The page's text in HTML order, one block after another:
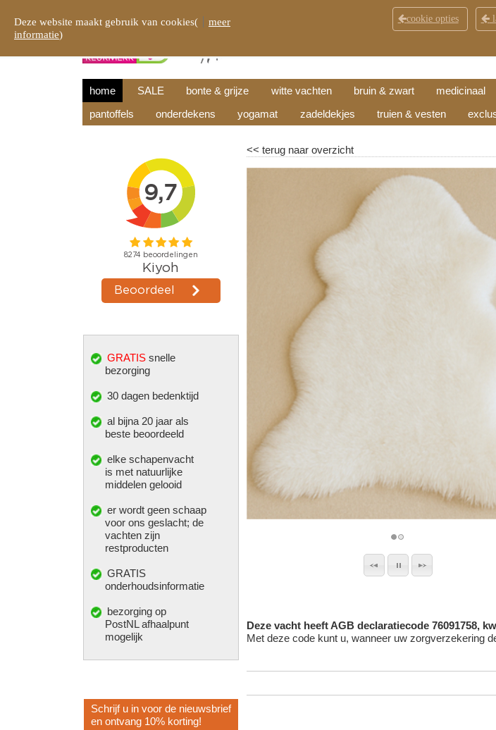
home SALE bonte & grijze witte vachten bruin & zwart medicinaal
pantoffels
onderdekens yogamat zadeldekjes truien & vesten
GRATIS snelle
bezorging
30 dagen bedenktijd
al bijna 20 jaar als
beste beoordeeld
elke schapenvacht
is met natuurlijke
middelen gelooid
er wordt geen schaap
voor ons geslacht; de
vachten zijn
restproducten
GRATIS
onderhoudsinformatie
bezorging op
PostNL afhaalpunt
mogelijk
Schrijf u in voor de nieuwsbrief
en ontvang 10% korting!
<<terug naar overzicht
Deze vacht heeft AGB declaratiecode 76091758,
Met deze code kunt u, wanneer uw zorgverzekering
Deze website maakt gebruik van cookies(
meer
informatie)
cookie opties